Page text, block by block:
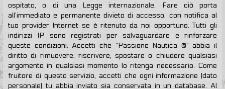
ospitato, o di una Legge internazionale. Fare ciò porta
all’immediato e permanente divieto di accesso, con notifica al
tuo provider Internet se è ritenuto da noi opportuno. Tutti gli
indirizzi IP sono registrati per salvaguardare e rinforzare
queste condizioni. Accetti che “Passione Nautica ®” abbia il
diritto di rimuovere, riscrivere, spostare o chiudere qualsiasi
argomento in qualsiasi momento lo ritenga necessario. Come
fruitore di questo servizio, accetti che ogni informazione (dato
personale) tu abbia inviato sia conservata in un database. Al